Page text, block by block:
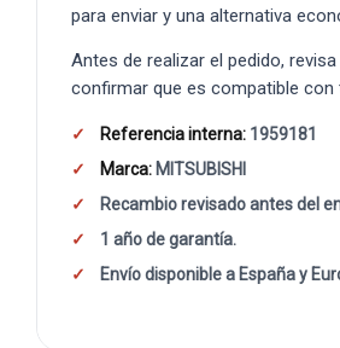
para enviar y una alternativa
Antes de realizar el pedido,
confirmar que es compatible con
Referencia interna: 1959181
Marca: MITSUBISHI
Recambio revisado antes del
1 año de garantía.
Envío disponible a España y